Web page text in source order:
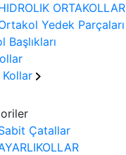
ORTAKOLLAR
Yedek Parçaları
Başlıkları
Kollar
Çatallar